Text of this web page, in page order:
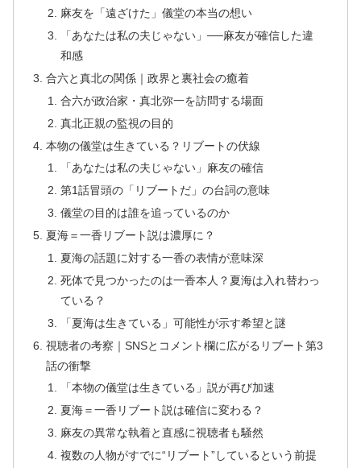
麻友を「遠ざけた」儀堂の本当の想い
「あなたは私の夫じゃない」──麻友が確信した違
和感
合六と真北の関係｜政界と裏社会の癒着
合六が政治家・真北弥一を訪問する場面
真北正親の監視の目的
本物の儀堂は生きている？リブートの伏線
「あなたは私の夫じゃない」麻友の確信
第1話冒頭の「リブートだ」の台詞の意味
儀堂の目的は誰を追っているのか
夏海＝一香リブート説は濃厚に？
夏海の話題に対する一香の表情が意味深
死体で見つかったのは一香本人？夏海は入れ替わっ
ている？
「夏海は生きている」可能性が示す希望と謎
視聴者の考察｜SNSとコメント欄に広がるリブート第3
話の衝撃
「本物の儀堂は生きている」説が再び加速
夏海＝一香リブート説は確信に変わる？
麻友の異常な執着と直感に視聴者も騒然
複数の人物がすでに“リブート”しているという前提